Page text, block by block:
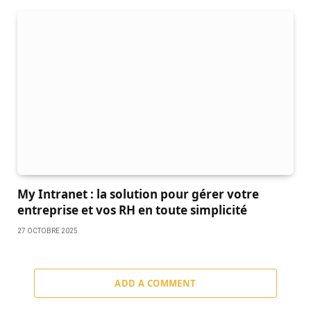
My Intranet : la solution pour gérer votre
entreprise et vos RH en toute simplicité
27 OCTOBRE 2025
ADD A COMMENT